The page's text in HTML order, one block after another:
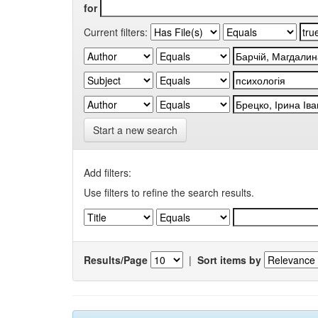
for
Current filters:
Start a new search
Add filters:
Use filters to refine the search results.
Results/Page | Sort items by